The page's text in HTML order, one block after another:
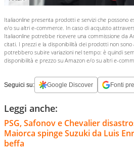
Italiaonline presenta prodotti e servizi che possono
e/o su altri e-commerce. In caso di acquisto
Italiaonline potrebbe ricevere una commissione da
citati. I prezzi e la disponibilità dei prodotti non
potrebbero subire variazioni nel tempo: è quindi
disponibilità e prezzo su Amazon e/o su altri e-
Seguici su: Google Discover Fonti
Leggi anche:
PSG, Safonov e Chevalier
Maiorca spinge Suzuki da Luis
beffa